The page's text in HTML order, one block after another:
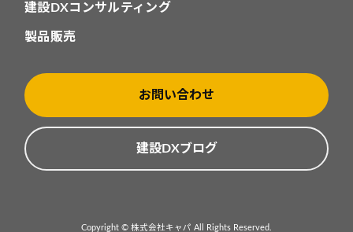
建設DXコンサルティング
製品販売
お問い合わせ
建設DXブログ
Copyright © 株式会社キャパ All Rights Reserved.